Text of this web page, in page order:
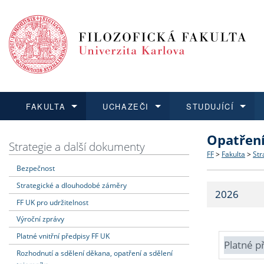
FAKULTA
Dozvědět se více
Struktura
Strategie
Fakultní
UCHAZEČI
Podat přihlášku
Co
Učitelské
STUDUJÍCÍ
Dozvědět se více
Dozvědět se více
O vědě a
Dozvědět se více
Aktuální
Strategie a další dokumenty
Bezpečnost
Strategické a dlouhodobé záměry
FF UK pro udržitelnost
Výroční zprávy
Platné vnitřní předpisy FF UK
Rozhodnutí a sdělení děkana, opatření a sdělení
FF > Fakulta >
2026
Platné